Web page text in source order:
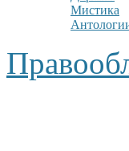
Мистика